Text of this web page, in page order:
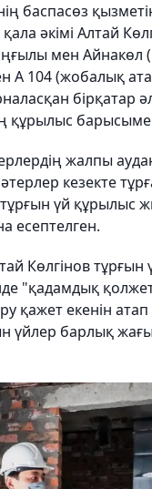
баспасөз
әкімі Алтай
мен Айнакөл
А 104 (жобалық
бірқатар
құрылыс
жалпы
кезекте
үй құрылыс
есептелген.
Көлгінов тұрғын
"қадамдық
қажет екенін
үйлер барлық